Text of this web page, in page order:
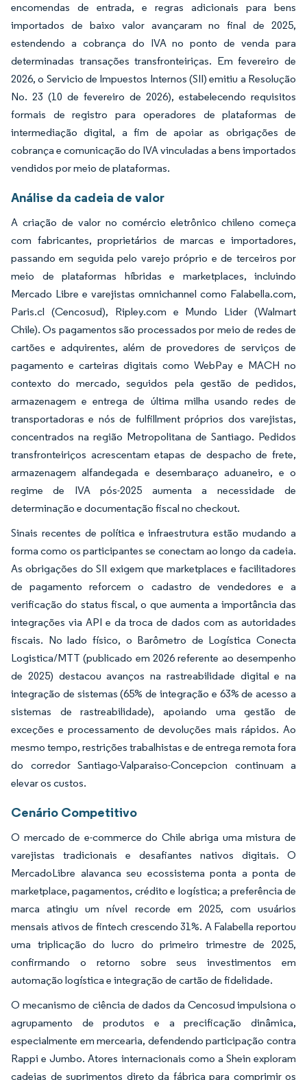
encomendas de entrada, e regras adicionais para bens
importados de baixo valor avançaram no final de 2025,
estendendo a cobrança do IVA no ponto de venda para
determinadas transações transfronteiriças. Em fevereiro de
2026, o Servicio de Impuestos Internos (SII) emitiu a Resolução
No. 23 (10 de fevereiro de 2026), estabelecendo requisitos
formais de registro para operadores de plataformas de
intermediação digital, a fim de apoiar as obrigações de
cobrança e comunicação do IVA vinculadas a bens importados
vendidos por meio de plataformas.
Análise da cadeia de valor
A criação de valor no comércio eletrônico chileno começa
com fabricantes, proprietários de marcas e importadores,
passando em seguida pelo varejo próprio e de terceiros por
meio de plataformas híbridas e marketplaces, incluindo
Mercado Libre e varejistas omnichannel como Falabella.com,
Paris.cl (Cencosud), Ripley.com e Mundo Lider (Walmart
Chile). Os pagamentos são processados por meio de redes de
cartões e adquirentes, além de provedores de serviços de
pagamento e carteiras digitais como WebPay e MACH no
contexto do mercado, seguidos pela gestão de pedidos,
armazenagem e entrega de última milha usando redes de
transportadoras e nós de fulfillment próprios dos varejistas,
concentrados na região Metropolitana de Santiago. Pedidos
transfronteiriços acrescentam etapas de despacho de frete,
armazenagem alfandegada e desembaraço aduaneiro, e o
regime de IVA pós-2025 aumenta a necessidade de
determinação e documentação fiscal no checkout.
Sinais recentes de política e infraestrutura estão mudando a
forma como os participantes se conectam ao longo da cadeia.
As obrigações do SII exigem que marketplaces e facilitadores
de pagamento reforcem o cadastro de vendedores e a
verificação do status fiscal, o que aumenta a importância das
integrações via API e da troca de dados com as autoridades
fiscais. No lado físico, o Barômetro de Logística Conecta
Logistica/MTT (publicado em 2026 referente ao desempenho
de 2025) destacou avanços na rastreabilidade digital e na
integração de sistemas (65% de integração e 63% de acesso a
sistemas de rastreabilidade), apoiando uma gestão de
exceções e processamento de devoluções mais rápidos. Ao
mesmo tempo, restrições trabalhistas e de entrega remota fora
do corredor Santiago-Valparaiso-Concepcion continuam a
elevar os custos.
Cenário Competitivo
O mercado de e-commerce do Chile abriga uma mistura de
varejistas tradicionais e desafiantes nativos digitais. O
MercadoLibre alavanca seu ecossistema ponta a ponta de
marketplace, pagamentos, crédito e logística; a preferência de
marca atingiu um nível recorde em 2025, com usuários
mensais ativos de fintech crescendo 31%. A Falabella reportou
uma triplicação do lucro do primeiro trimestre de 2025,
confirmando o retorno sobre seus investimentos em
automação logística e integração de cartão de fidelidade.
O mecanismo de ciência de dados da Cencosud impulsiona o
agrupamento de produtos e a precificação dinâmica,
especialmente em mercearia, defendendo participação contra
Rappi e Jumbo. Atores internacionais como a Shein exploram
cadeias de suprimentos direto da fábrica para comprimir os